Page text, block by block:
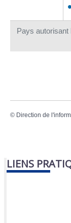
Pays
© Direction de
LIENS